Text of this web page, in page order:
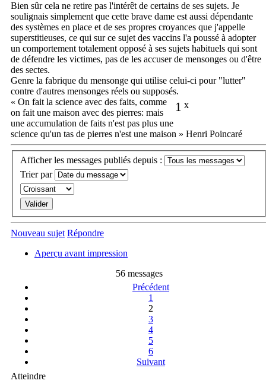
Bien sûr cela ne retire pas l'intérêt de certains de ses sujets. Je
soulignais simplement que cette brave dame est aussi dépendante
des systèmes en place et de ses propres croyances que j'appelle
superstitieuses, ce qui sur ce sujet des vaccins l'a poussé à adopter
un comportement totalement opposé à ses sujets habituels qui sont
de défendre les victimes, pas de les accuser de mensonges ou d'être
des sectes.
Genre la fabrique du mensonge qui utilise celui-ci pour "lutter"
contre d'autres mensonges réels ou supposés.
1 x
« On fait la science avec des faits, comme
on fait une maison avec des pierres: mais
une accumulation de faits n'est pas plus une
science qu'un tas de pierres n'est une maison » Henri Poincaré
Afficher les messages publiés depuis :
Trier par
Nouveau sujet Répondre
Aperçu avant impression
56 messages
Précédent
1
2
3
4
5
6
Suivant
Atteindre